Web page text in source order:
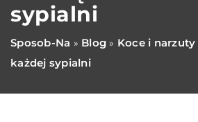
sypialni
Sposob-Na » Blog » Koce i
każdej sypialni